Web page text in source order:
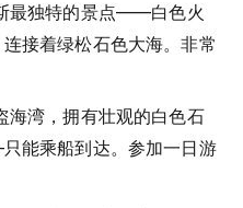
最独特的景点——白色火
接着绿松石色大海。非常
海湾，拥有壮观的白色石
能乘船到达。参加一日游